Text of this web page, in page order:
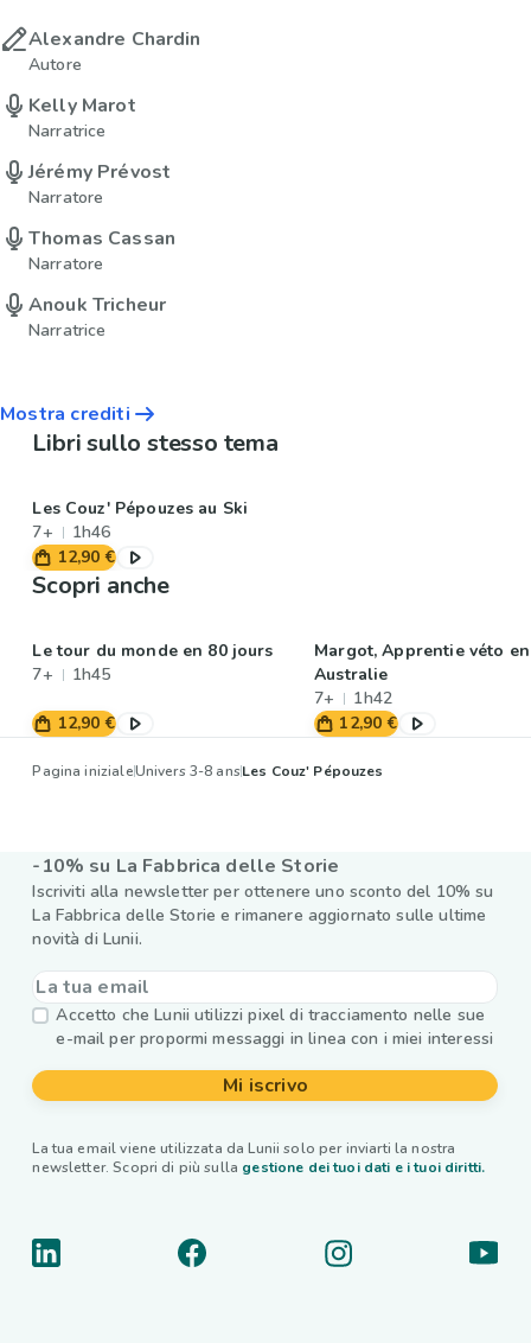
Alexandre Chardin
Autore
Kelly Marot
Narratrice
Jérémy Prévost
Narratore
Thomas Cassan
Narratore
Anouk Tricheur
Narratrice
Mostra crediti
Libri sullo stesso tema
Les Couz' Pépouzes au Ski
7+
1h46
12,90 €
Scopri anche
Le tour du monde en 80 jours
7+
1h45
12,90 €
Margot, Apprentie véto en
Australie
7+
1h42
12,90 €
Pagina inizialeUnivers 3-8 ansLes Couz' Pépouzes
-10% su La Fabbrica delle Storie
Iscriviti alla newsletter per ottenere uno sconto del 10% su
La Fabbrica delle Storie e rimanere aggiornato sulle ultime
novità di Lunii.
Accetto che Lunii utilizzi pixel di tracciamento nelle sue
e-mail per propormi messaggi in linea con i miei interessi
Mi iscrivo
La tua email viene utilizzata da Lunii solo per inviarti la nostra
newsletter. Scopri di più sulla gestione dei tuoi dati e i tuoi diritti.